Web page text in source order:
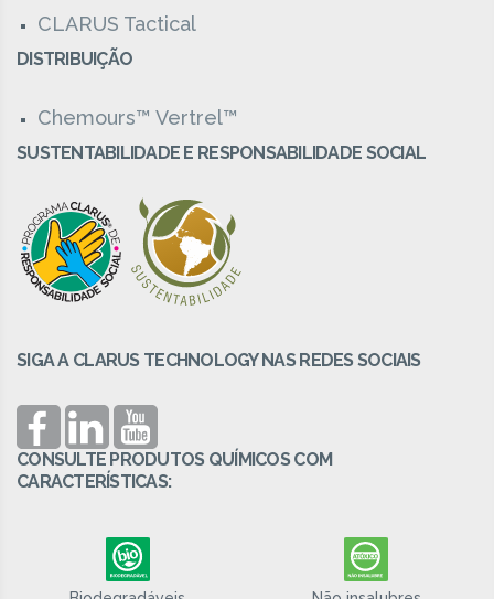
CLARUS Tactical
DISTRIBUIÇÃO
Chemours™ Vertrel™
SUSTENTABILIDADE E RESPONSABILIDADE SOCIAL
SIGA A CLARUS TECHNOLOGY NAS REDES SOCIAIS
CONSULTE PRODUTOS QUÍMICOS COM
CARACTERÍSTICAS: